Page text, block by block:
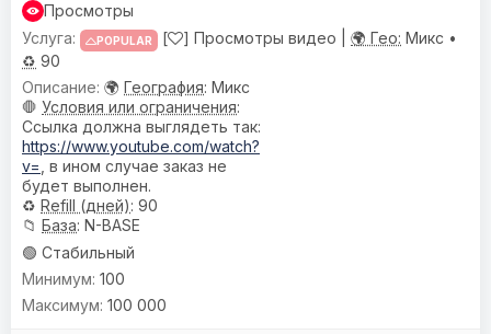
Просмотры
POPULAR [ ] Просмотры видео | 🌍 Гео: Микс •
♻️ 90
🌍 География: Микс
🛑 Условия или ограничения:
Ссылка должна выглядеть так:
https://www.youtube.com/watch?
v= , в ином случае заказ не
будет выполнен.
♻️ Refill (дней): 90
📁 База: N-BASE
🟢 Стабильный
100
100 000